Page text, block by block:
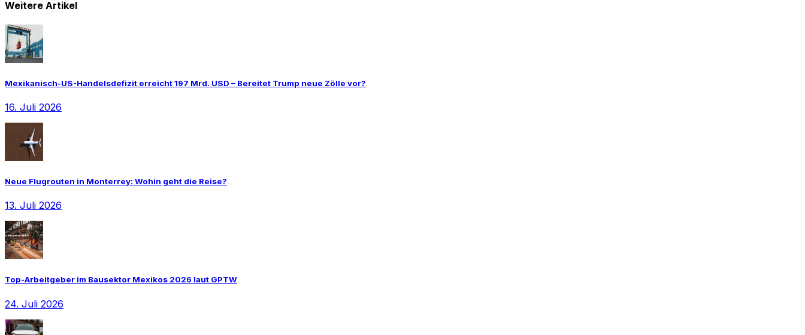
Weitere Artikel
Mexikanisch-US-Handelsdefizit erreicht 197 Mrd. USD – Bereitet Trump neue Zölle vor?
16. Juli 2026
Neue Flugrouten in Monterrey: Wohin geht die Reise?
13. Juli 2026
Top-Arbeitgeber im Bausektor Mexikos 2026 laut GPTW
24. Juli 2026